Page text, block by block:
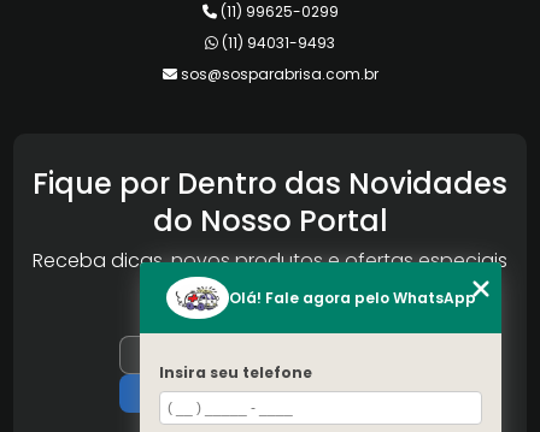
(11) 99625-0299
(11) 94031-9493
sos@sosparabrisa.com.br
Fique por Dentro das Novidades
do Nosso Portal
Receba dicas, novos produtos e ofertas especiais
da Reconlog
Olá! Fale agora pelo WhatsApp
Insira seu telefone